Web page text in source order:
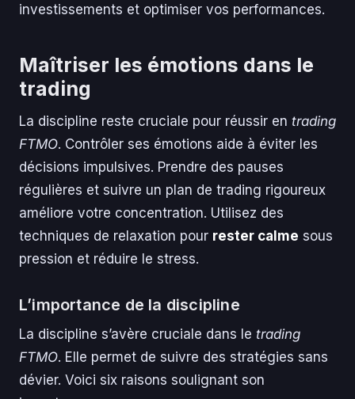
investissements et optimiser vos performances.
Maîtriser les émotions dans le
trading
La discipline reste cruciale pour réussir en trading
FTMO. Contrôler ses émotions aide à éviter les
décisions impulsives. Prendre des pauses
régulières et suivre un plan de trading rigoureux
améliore votre concentration. Utilisez des
techniques de relaxation pour rester calme sous
pression et réduire le stress.
L’importance de la discipline
La discipline s’avère cruciale dans le trading
FTMO. Elle permet de suivre des stratégies sans
dévier. Voici six raisons soulignant son